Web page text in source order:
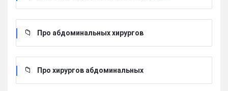
Про абдоминальных хирургов
Про хирургов абдоминальных